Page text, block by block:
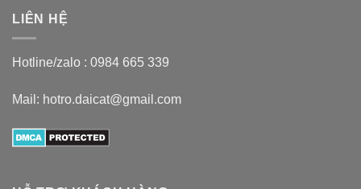
LIÊN HỆ
Hotline/zalo : 0984 665 339
Mail: hotro.daicat@gmail.com